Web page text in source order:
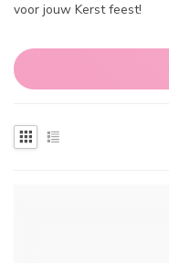
voor jouw Kerst feest!